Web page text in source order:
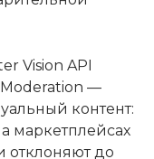
Vision API
Moderation —
контент:
маркетплейсах
отклоняют до